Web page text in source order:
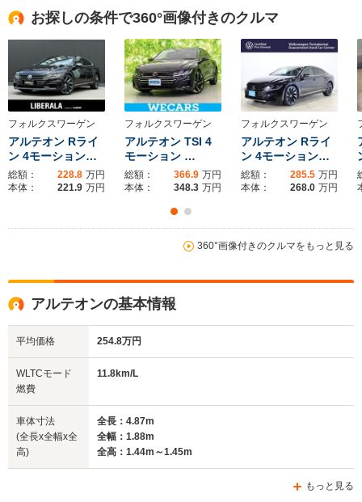
サイズ
(全長x全幅x全高)
燃費
駆動方式
1.45m
全幅
1.88m
全長
4.87m
ホイールベース
-m
└郊外:11.6km/L
└高速道路:13.5km/L
全高
1.5m
全幅
1.85m
全長
4.92m
ホイールベース
-m
16.4～18.0km/L
└市街地:12.2～
4.78m
ホイー
15.0～
└市街地
お探しの条件で360°画像付きのクルマ
フォルクスワーゲン
アルテオン Rライ
ン 4モーション…
総額： 228.8 万円
本体：
221.9 万円
フォルクスワーゲン
アルテオン TSI 4
モーション …
総額： 366.9 万円
本体：
348.3 万円
フォルクスワーゲン
アルテオン Rライ
ン 4モーション…
総額： 285.5 万円
本体：
268.0 万円
360°画像付きのクルマをもっと見る
アルテオンの基本情報
平均価格 254.8万円
WLTCモード
燃費
11.8km/L
車体寸法
(全長x全幅x全
高)
全長：4.87m
全幅：1.88m
全高：1.44m～1.45m
もっと見る